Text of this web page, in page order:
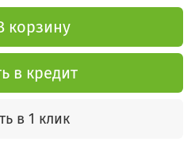
корзину
в кредит
в 1 клик